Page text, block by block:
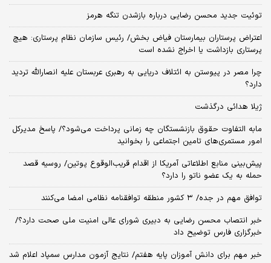
توئیت جدید محسن رضایی درباره بازشدن تنگه هرمز
اعتراض پرستاران بیمارستان فیاض بخش/ رئیس سازمان نظام پرستاری: هیچ
پرستاری بازداشت یا اخراج نشده است
چرا مصر در پیوستن به ائتلاف دریایی به رهبری عربستان علیه انصارالله تردید
دارد؟
ژیلا هدائی درگذشت
مابه التفاوت حقوق بازنشستگان چه زمانی پرداخت می‌شود؟/ پاسخ مدیرکل
امور مستمری‌های تامین اجتماعی را بخوانید
پیش‌بینی منابع اطلاعاتی آمریکا از اقدام قریب‌الوقوع پوتین/ روسیه قصد
حمله به یک عضو ناتو را دارد؟
توافق مهم در جده/ ۳ کشور منطقه توافقنامه نظامی امضا می‌کنند
خبر انتصاب محسن رضایی به دبیری شورای عالی امنیت ملی صحت دارد؟/
خبرگزاری فارس توضیح داد
خبر مهم برای دانش آموزان پایه هفتم/ نتایج آزمون مدارس سمپاد اعلام شد